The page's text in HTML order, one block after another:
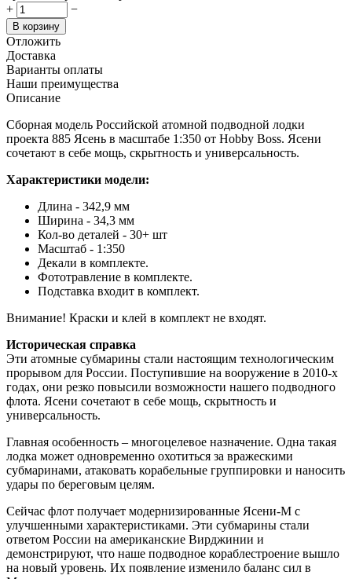
+
−
В корзину
Отложить
Доставка
Варианты оплаты
Наши преимущества
Описание
Сборная модель Российской атомной подводной лодки
проекта 885 Ясень в масштабе 1:350 от Hobby Boss. Ясени
сочетают в себе мощь, скрытность и универсальность.
Характеристики модели:
Длина - 342,9 мм
Ширина - 34,3 мм
Кол-во деталей - 30+ шт
Масштаб - 1:350
Декали в комплекте.
Фототравление в комплекте.
Подставка входит в комплект.
Внимание! Краски и клей в комплект не входят.
Историческая справка
Эти атомные субмарины стали настоящим технологическим
прорывом для России. Поступившие на вооружение в 2010-х
годах, они резко повысили возможности нашего подводного
флота. Ясени сочетают в себе мощь, скрытность и
универсальность.
Главная особенность – многоцелевое назначение. Одна такая
лодка может одновременно охотиться за вражескими
субмаринами, атаковать корабельные группировки и наносить
удары по береговым целям.
Сейчас флот получает модернизированные Ясени-М с
улучшенными характеристиками. Эти субмарины стали
ответом России на американские Вирджинии и
демонстрируют, что наше подводное кораблестроение вышло
на новый уровень. Их появление изменило баланс сил в